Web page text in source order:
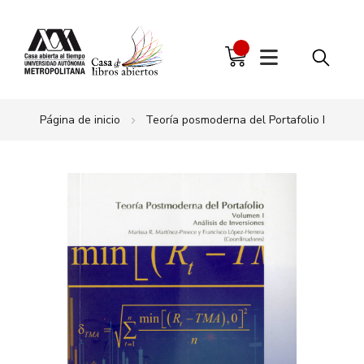
Página de inicio Teoría posmoderna del Portafolio I